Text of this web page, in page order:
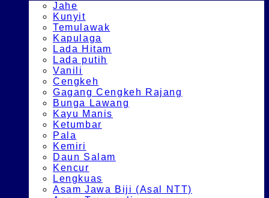
Jahe
Kunyit
Temulawak
Kapulaga
Lada Hitam
Lada putih
Vanili
Cengkeh
Gagang Cengkeh Rajang
Bunga Lawang
Kayu Manis
Ketumbar
Pala
Kemiri
Daun Salam
Kencur
Lengkuas
Asam Jawa Biji (Asal NTT)